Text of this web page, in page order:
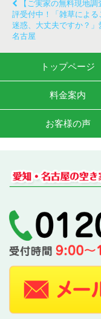
【ご実家の無料現地調
評受付中！「雑草による
迷惑、大丈夫ですか？」
名古屋
トップページ
料金案内
お客様の声